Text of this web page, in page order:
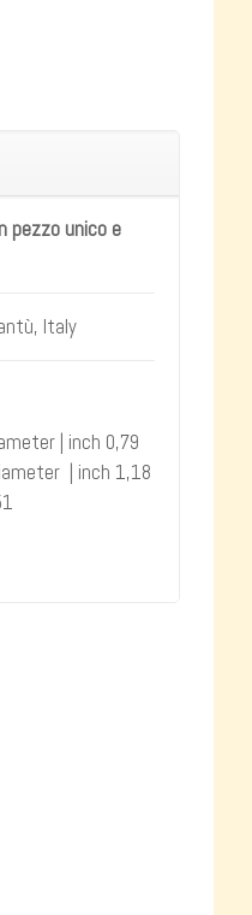
pezzo unico e
Italy
| inch 0,79
| inch 1,18